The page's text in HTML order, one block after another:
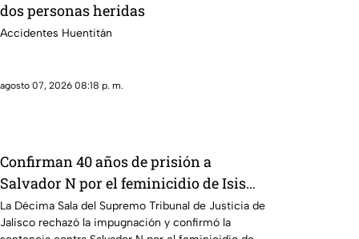
dos personas heridas
Accidentes Huentitán
agosto 07, 2026 08:18 p. m.
Confirman 40 años de prisión a
Salvador N por el feminicidio de Isis
Urteaga
La Décima Sala del Supremo Tribunal de Justicia de
Jalisco rechazó la impugnación y confirmó la